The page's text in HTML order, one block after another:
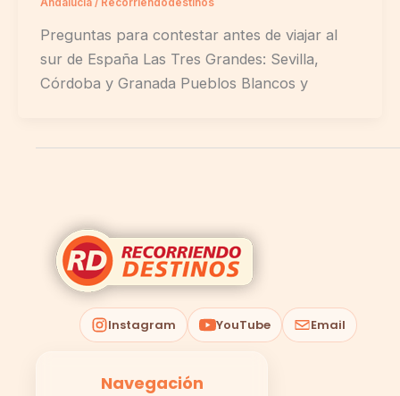
Andalucía/ Recorriendodestinos
Preguntas para contestar antes de viajar al
sur de España Las Tres Grandes: Sevilla,
Córdoba y Granada Pueblos Blancos y
Instagram YouTube Email
Navegación